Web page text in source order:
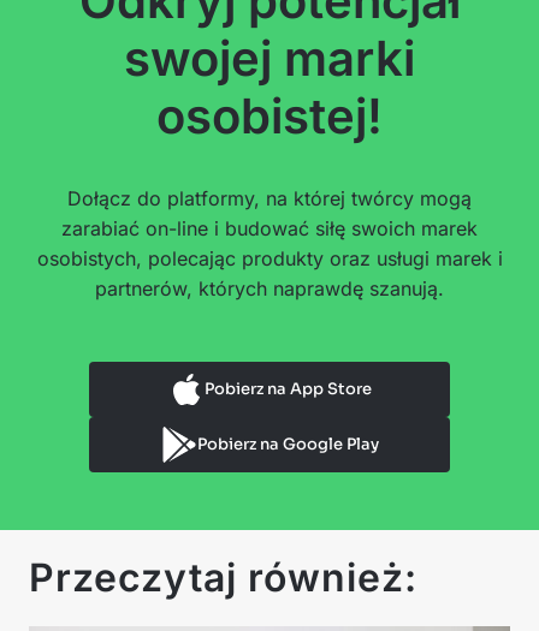
swojej marki
osobistej!
Dołącz do platformy, na której twórcy mogą
zarabiać on-line i budować siłę swoich marek
osobistych, polecając produkty oraz usługi marek i
partnerów, których naprawdę szanują.
Pobierz na App Store
Pobierz na Google Play
Przeczytaj również: